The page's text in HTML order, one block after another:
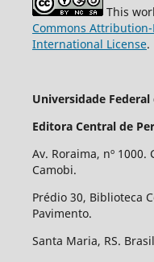
This
Commons
International License.
Universidade Federal
Editora Central de
Av. Roraima, nº
Camobi.
Prédio 30, Biblioteca
Pavimento.
Santa Maria, RS.